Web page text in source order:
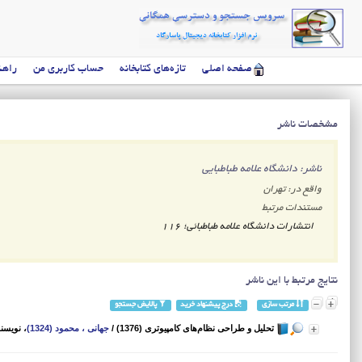
صفحه اصلی تازه‌های کتابخانه حساب کاربری من
مشخصات ناشر
ناشر: دانشگاه علامه طباطبایی
واقع در: تهران
مستندات مرتبط
انتشارات دانشگاه علامه طباطبائی‌؛ 116
نتایج مرتبط با این ناشر
مرتب سازی درج پیشنهاد خرید پالایش جستجو
تحلیل و طراحی نظام‌های کامپیوتری (1376) / جهانی ، محمود (1324) ،